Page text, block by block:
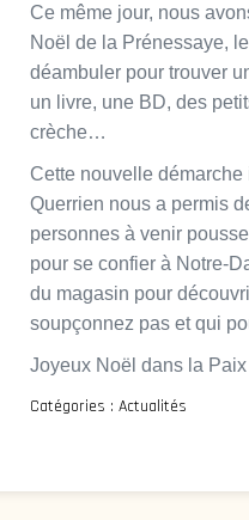
Ce même jour, nous
Noël de la Prénessaye,
déambuler pour trouver
un livre, une BD, des
crèche…
Cette nouvelle
Querrien nous a permis
personnes à venir
pour se confier à Notre-
du magasin pour
soupçonnez pas et qui
Joyeux Noël dans la
Catégories : Actualités